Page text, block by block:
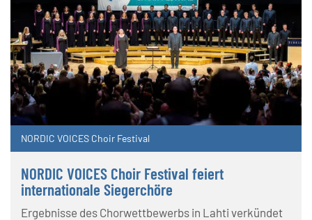
NORDIC VOICES Choir Festival
NORDIC VOICES Choir Festival feiert
internationale Siegerchöre
Ergebnisse des Chorwettbewerbs in Lahti verkündet